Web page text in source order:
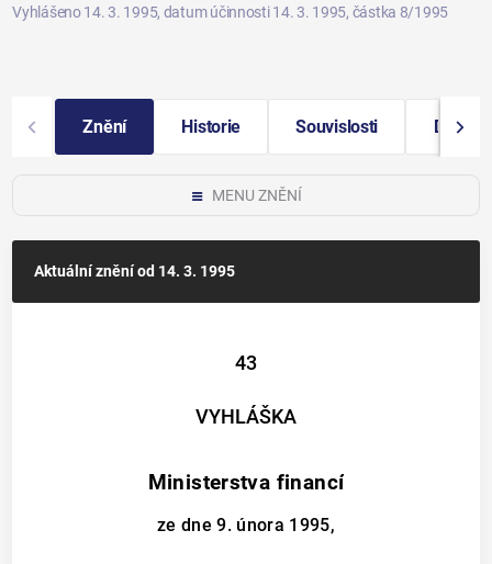
Vyhlášeno 14. 3. 1995, datum účinnosti 14. 3. 1995, částka 8/1995
Znění Historie Souvislosti Další
MENU ZNĚNÍ
Aktuální zněníod 14. 3. 1995
43
VYHLÁŠKA
Ministerstva financí
ze dne 9. února 1995,